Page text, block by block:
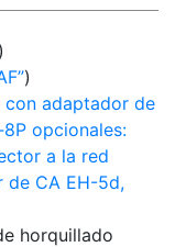
)
)
con adaptador de
opcionales:
a la red
de CA EH-5d,
horquillado